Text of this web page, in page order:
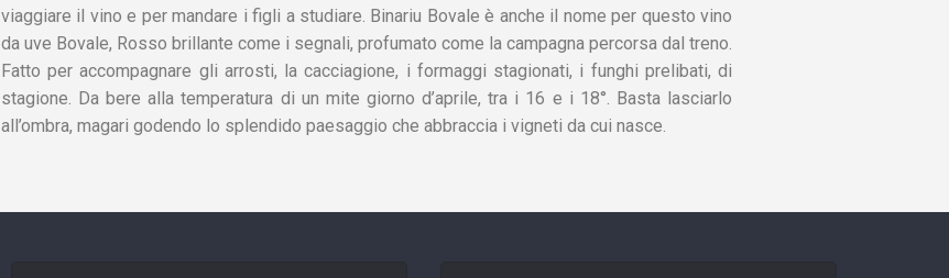
viaggiare il vino e per mandare i figli a studiare. Binariu Bovale è anche il nome per questo vino
da uve Bovale, Rosso brillante come i segnali, profumato come la campagna percorsa dal treno.
Fatto per accompagnare gli arrosti, la cacciagione, i formaggi stagionati, i funghi prelibati, di
stagione. Da bere alla temperatura di un mite giorno d’aprile, tra i 16 e i 18°. Basta lasciarlo
all’ombra, magari godendo lo splendido paesaggio che abbraccia i vigneti da cui nasce.